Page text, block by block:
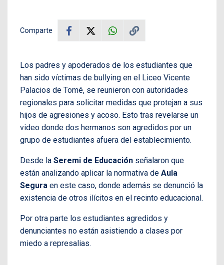
Comparte
Los padres y apoderados de los estudiantes que
han sido víctimas de bullying en el Liceo Vicente
Palacios de Tomé, se reunieron con autoridades
regionales para solicitar medidas que protejan a sus
hijos de agresiones y acoso. Esto tras revelarse un
video donde dos hermanos son agredidos por un
grupo de estudiantes afuera del establecimiento.
Desde la Seremi de Educación señalaron que
están analizando aplicar la normativa de Aula
Segura en este caso, donde además se denunció la
existencia de otros ilícitos en el recinto educacional.
Por otra parte los estudiantes agredidos y
denunciantes no están asistiendo a clases por
miedo a represalias.